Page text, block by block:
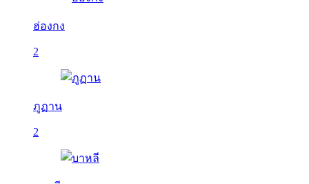
ฮ่องกง
2
ภูฏาน
2